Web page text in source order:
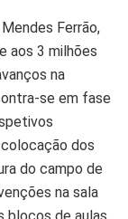
Ferrão,
aos 3 milhões
na
se em fase
dos
do campo de
na sala